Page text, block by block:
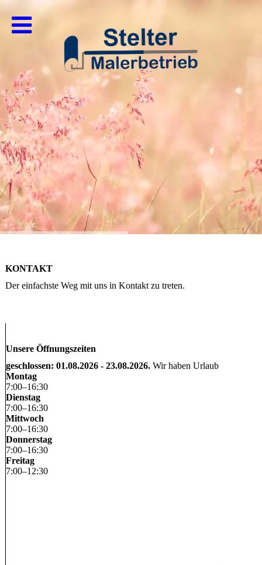
KONTAKT
Der einfachste Weg mit uns in Kontakt zu treten.
Unsere Öffnungszeiten
geschlossen: 01.08.2026 - 23.08.2026. Wir haben Urlaub
Montag
7:00–16:30
Dienstag
7:00–16:30
Mittwoch
7:00–16:30
Donnerstag
7:00–16:30
Freitag
7:00–12:30